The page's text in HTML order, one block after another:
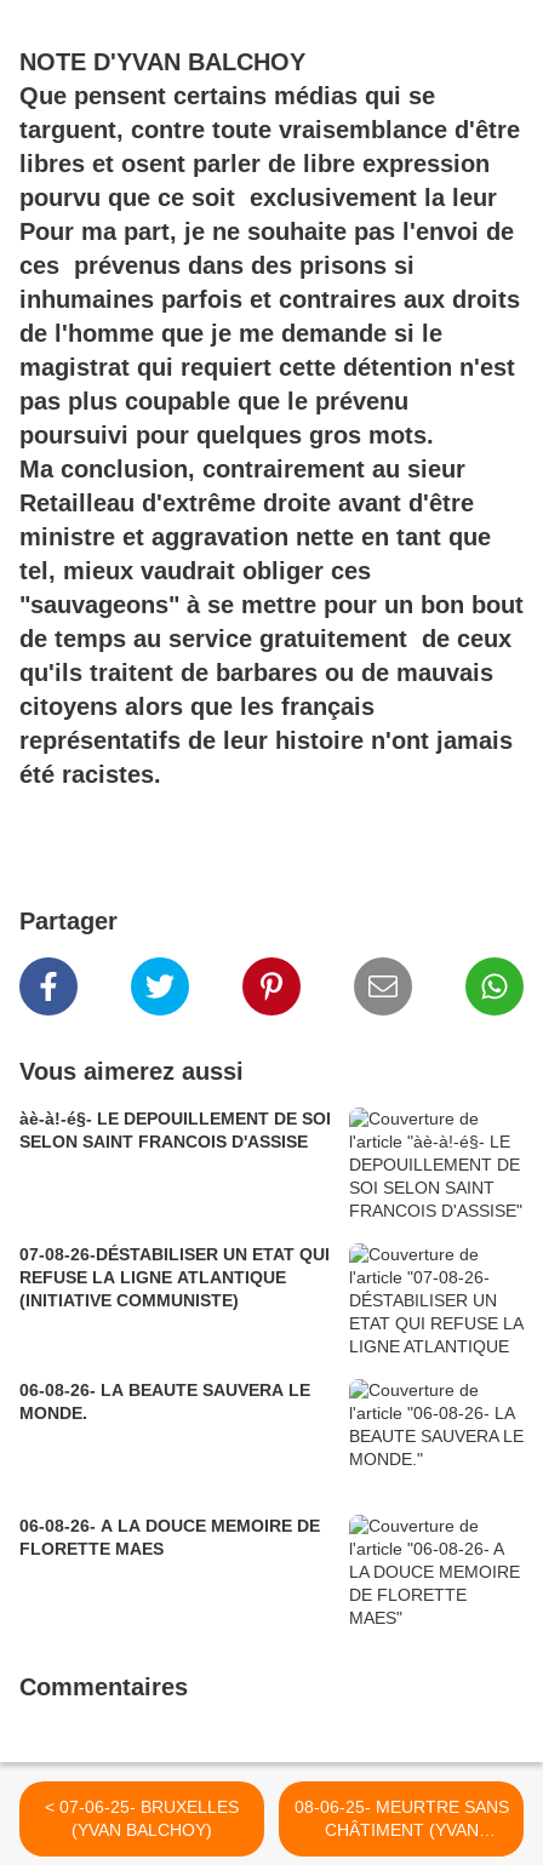
NOTE D'YVAN BALCHOY
Que pensent certains médias qui se
targuent, contre toute vraisemblance d'être
libres et osent parler de libre expression
pourvu que ce soit exclusivement la leur
Pour ma part, je ne souhaite pas l'envoi de
ces prévenus dans des prisons si
inhumaines parfois et contraires aux droits
de l'homme que je me demande si le
magistrat qui requiert cette détention n'est
pas plus coupable que le prévenu
poursuivi pour quelques gros mots.
Ma conclusion, contrairement au sieur
Retailleau d'extrême droite avant d'être
ministre et aggravation nette en tant que
tel, mieux vaudrait obliger ces
"sauvageons" à se mettre pour un bon bout
de temps au service gratuitement de ceux
qu'ils traitent de barbares ou de mauvais
citoyens alors que les français
représentatifs de leur histoire n'ont jamais
été racistes.
Partager
Vous aimerez aussi
àè-à!-é§- LE DEPOUILLEMENT DE SOI
SELON SAINT FRANCOIS D'ASSISE
07-08-26-DÉSTABILISER UN ETAT QUI
REFUSE LA LIGNE ATLANTIQUE
(INITIATIVE COMMUNISTE)
06-08-26- LA BEAUTE SAUVERA LE
MONDE.
06-08-26- A LA DOUCE MEMOIRE DE
FLORETTE MAES
Commentaires
< 07-06-25- BRUXELLES
(YVAN BALCHOY)
08-06-25- MEURTRE SANS
CHÂTIMENT (YVAN
BALCHOY) >